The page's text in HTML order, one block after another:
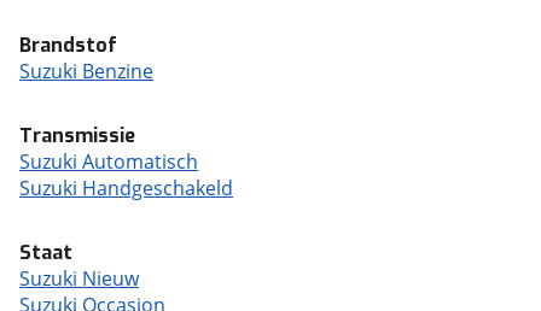
Brandstof
Suzuki Benzine
Transmissie
Suzuki Automatisch
Suzuki Handgeschakeld
Staat
Suzuki Nieuw
Suzuki Occasion